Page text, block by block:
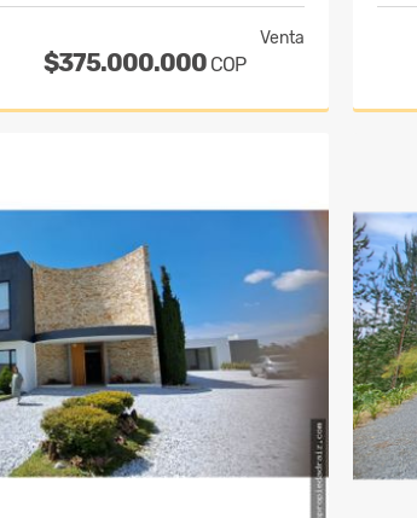
Venta
$375.000.000 COP